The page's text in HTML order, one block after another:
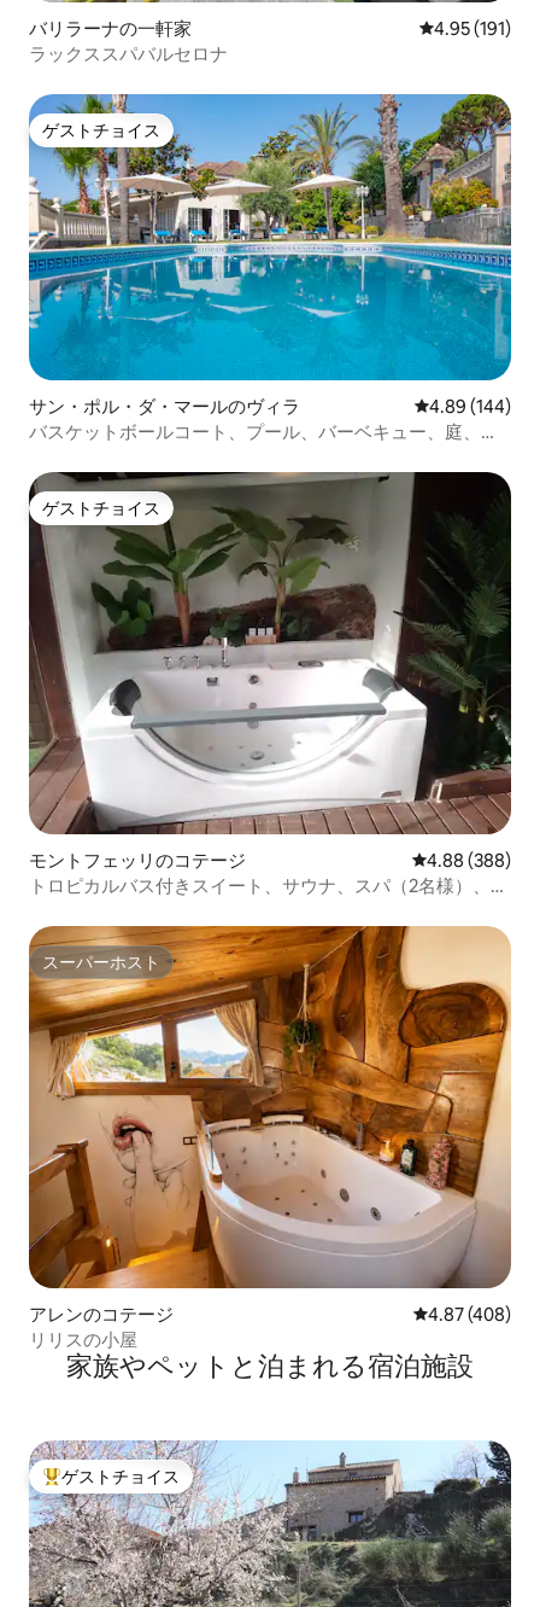
バリラーナの一軒家 レビュー191
4.95 (191)
ラックススパバルセロナ
ゲストチョイス
ゲストチョイス
サン・ポル・ダ・マールのヴィラ レビュー144
4.89 (144)
バスケットボールコート、プール、バーベキュー、庭、海
ゲストチョイス
ゲストチョイス
モントフェッリのコテージ レビュー388
4.88 (388)
トロピカルバス付きスイート、サウナ、スパ（2名様）、
スーパーホスト
スーパーホスト
アレンのコテージ レビュー408
4.87 (408)
リリスの小屋
家族やペットと泊まれる宿泊施設
大好評のゲストチョイスです。
ゲストチョイス